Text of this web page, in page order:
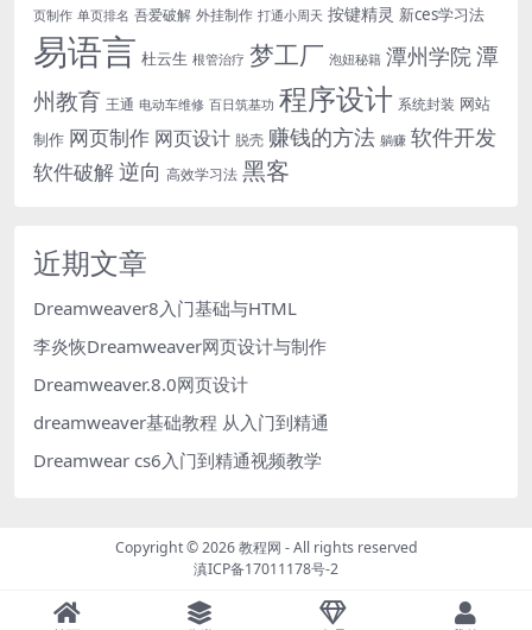
页制作 单页排名 吾爱破解 外挂制作 打通小周天 按键精灵 新ces学习法
易语言 杜云生 根管治疗 梦工厂 泡妞秘籍 潭州学院 潭
州教育 王通 电动车维修 百日筑基功 程序设计 系统封装 网站
制作 网页制作 网页设计 脱壳 赚钱的方法 躺赚 软件开发
软件破解逆向 高效学习法 黑客
近期文章
Dreamweaver8入门基础与HTML
李炎恢Dreamweaver网页设计与制作
Dreamweaver.8.0网页设计
dreamweaver基础教程 从入门到精通
Dreamwear cs6入门到精通视频教学
Copyright ©2026教程网 - All rights reserved
滇ICP备17011178号-2